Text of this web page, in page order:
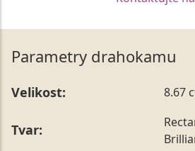
Parametry drahokamu
Velikost: 8.67
Tvar: